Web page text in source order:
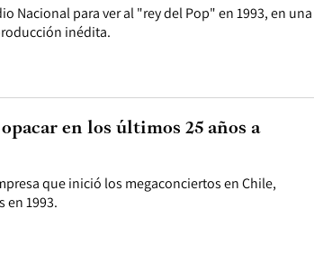
Nacional para ver al "rey del Pop" en 1993, en una
inédita.
que inició los megaconciertos en Chile,
en 1993.
en los últimos 25 años a